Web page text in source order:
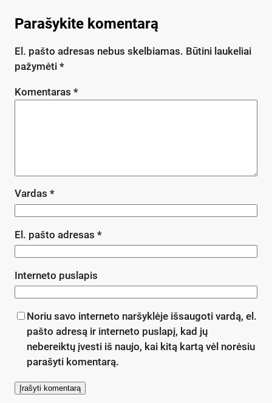
Parašykite komentarą
El. pašto adresas nebus skelbiamas. Būtini laukeliai
pažymėti *
Komentaras *
Vardas *
El. pašto adresas *
Interneto puslapis
Noriu savo interneto naršyklėje išsaugoti vardą, el.
pašto adresą ir interneto puslapį, kad jų
nebereiktų įvesti iš naujo, kai kitą kartą vėl norėsiu
parašyti komentarą.